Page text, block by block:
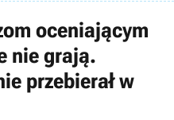
oceniającym
nie grają.
przebierał w